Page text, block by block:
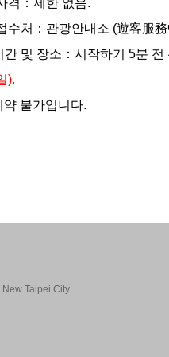
격：제한 없음.
수처：관광안내소 (遊客服
간 및 장소：시작하기 5분 전
).
불가입니다.
Taipei City